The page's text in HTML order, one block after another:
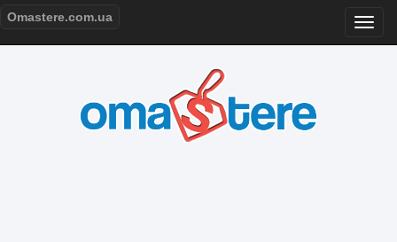
Omastere.com.ua